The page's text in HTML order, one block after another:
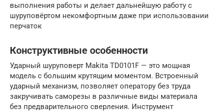
выполнения работы и делает дальнейшую работу с
шуруповёртом некомфортным даже при использовании
перчаток
Конструктивные особенности
Ударный шуруповерт Makita TD0101F — это мощная
модель с большим крутящим моментом. Встроенный
ударный механизм, позволяет оператору без труда
закручивать саморезы в различные виды материала
без предварительного сверления. Инструмент